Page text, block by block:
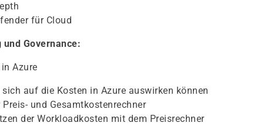
für Cloud
Governance:
Azure
sich auf die Kosten in Azure auswirken können
und Gesamtkostenrechner
der Workloadkosten mit dem Preisrechner